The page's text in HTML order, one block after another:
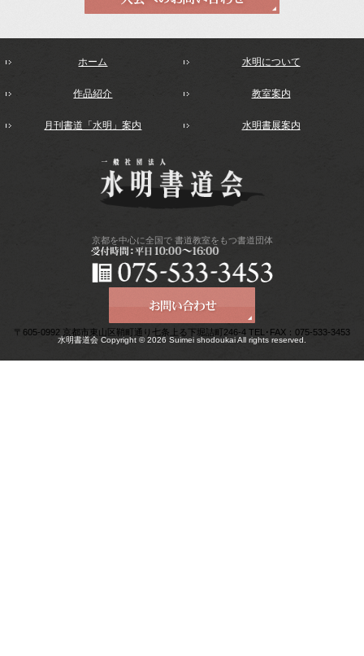
ホーム 水明について
作品紹介 教室案内
月刊書道「水明」案内 水明書展案内
京都を中心に全国で書道教室をもつ書道団体
〒605-0992 京都市東山区鞘町通り七条上る下堀詰町246-4 TEL･FAX：075-533-3453
水明書道会 Copyright © 2026 Suimei shodoukai All rights reserved.